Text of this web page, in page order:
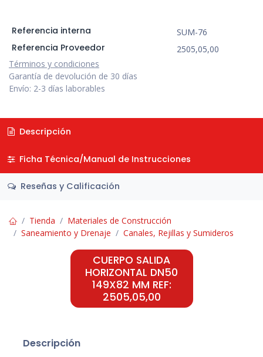
Referencia interna SUM-76
Referencia Proveedor
2505,05,00
Términos y condiciones
Garantía de devolución de 30 días
Envío: 2-3 días laborables
Descripción
Ficha Técnica/Manual de Instrucciones
Reseñas y Calificación
Tienda
Materiales de Construcción
Saneamiento y Drenaje
Canales, Rejillas y Sumideros
CUERPO SALIDA
HORIZONTAL DN50
149X82 MM REF:
2505,05,00
Descripción